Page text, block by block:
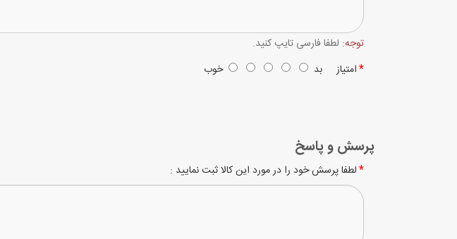
توجه: لطفا فارسی تایپ کنید.
امتیازبد خوب
پرسش و پاسخ
لطفا پرسش خود را در مورد این کالا ثبت نمایید :